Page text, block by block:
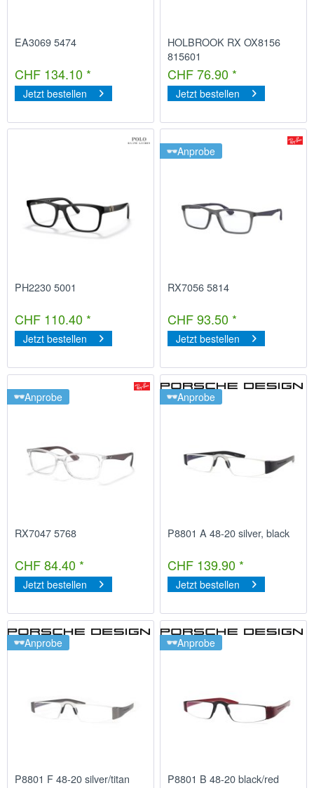
EA3069 5474
CHF 134.10 *
Jetzt bestellen
HOLBROOK RX OX8156
815601
CHF 76.90 *
Jetzt bestellen
PH2230 5001
CHF 110.40 *
Jetzt bestellen
Anprobe
RX7056 5814
CHF 93.50 *
Jetzt bestellen
Anprobe
RX7047 5768
CHF 84.40 *
Jetzt bestellen
Anprobe
P8801 A 48-20 silver, black
CHF 139.90 *
Jetzt bestellen
Anprobe
P8801 F 48-20 silver/titan
Anprobe
P8801 B 48-20 black/red